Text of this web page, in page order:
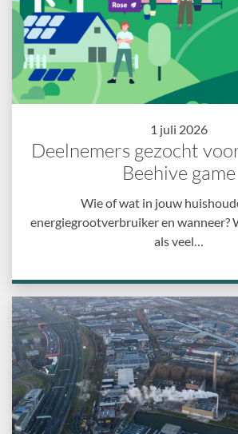
1 juli 2026
Deelnemers gezocht
Beehive game
Wie of wat in jouw
energiegrootverbruiker en wanneer?
als veel…